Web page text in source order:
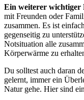
Ein weiterer wichtiger
mit Freunden ⁢oder
zusammen.⁤ Es ist
gegenseitig zu
Notsituation alle
Körperwärme zu
Du solltest auch daran‌
gelernt, immer ein
Natur gehe. Hier sind